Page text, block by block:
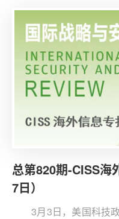
能法案落地，并投入大
应堆，但实际部署进展
亦不清晰。
总第820期-CISS海
7日）
3月3日，美国科技